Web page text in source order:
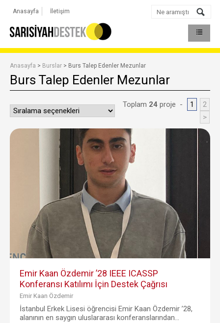
Anasayfa İletişim
Anasayfa > Burslar > Burs Talep Edenler Mezunlar
Burs Talep Edenler Mezunlar
Toplam 24 proje - 1
2
>
Emir Kaan Özdemir ’28 IEEE ICASSP
Konferansı Katılımı İçin Destek Çağrısı
Emir Kaan Özdemir
İstanbul Erkek Lisesi öğrencisi Emir Kaan Özdemir ’28,
alanının en saygın uluslararası konferanslarından...